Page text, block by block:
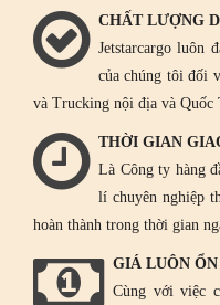
CHẤT LƯỢNG
Jetstarcargo luôn
của chúng tôi đối
và Trucking nội địa và Quốc
THỜI GIAN
Là Công ty hàng
lí chuyên nghiệp
hoàn thành trong thời gian
GIÁ LUÔN
Cùng với việc